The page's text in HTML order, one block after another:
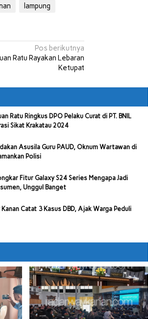
lampung
Pos berikutnya
Ratu Rayakan Lebaran
Ketupat
Ratu Ringkus DPO Pelaku Curat di PT. BNIL
Sikat Krakatau 2024
Asusila Guru PAUD, Oknum Wartawan di
Polisi
Fitur Galaxy S24 Series Mengapa Jadi
Unggul Banget
Kanan Catat 3 Kasus DBD, Ajak Warga Peduli